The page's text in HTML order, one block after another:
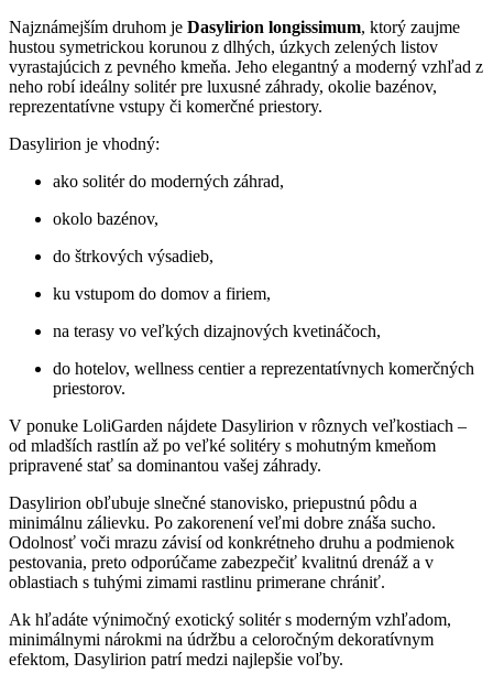
Najznámejším druhom je Dasylirion longissimum, ktorý zaujme
hustou symetrickou korunou z dlhých, úzkych zelených listov
vyrastajúcich z pevného kmeňa. Jeho elegantný a moderný vzhľad z
neho robí ideálny solitér pre luxusné záhrady, okolie bazénov,
reprezentatívne vstupy či komerčné priestory.
Dasylirion je vhodný:
ako solitér do moderných záhrad,
okolo bazénov,
do štrkových výsadieb,
ku vstupom do domov a firiem,
na terasy vo veľkých dizajnových kvetináčoch,
do hotelov, wellness centier a reprezentatívnych komerčných
priestorov.
V ponuke LoliGarden nájdete Dasylirion v rôznych veľkostiach –
od mladších rastlín až po veľké solitéry s mohutným kmeňom
pripravené stať sa dominantou vašej záhrady.
Dasylirion obľubuje slnečné stanovisko, priepustnú pôdu a
minimálnu zálievku. Po zakorenení veľmi dobre znáša sucho.
Odolnosť voči mrazu závisí od konkrétneho druhu a podmienok
pestovania, preto odporúčame zabezpečiť kvalitnú drenáž a v
oblastiach s tuhými zimami rastlinu primerane chrániť.
Ak hľadáte výnimočný exotický solitér s moderným vzhľadom,
minimálnymi nárokmi na údržbu a celoročným dekoratívnym
efektom, Dasylirion patrí medzi najlepšie voľby.